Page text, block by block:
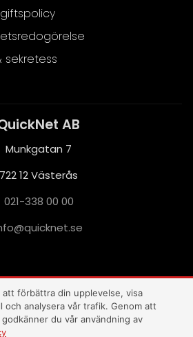
sekretess
AB
Munkgatan 7
722 12 Västerås
021-338 00 00
es.te
nkciu